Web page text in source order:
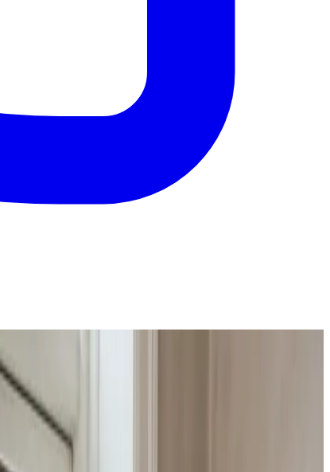
så du får tør, frisk luft uden at miste